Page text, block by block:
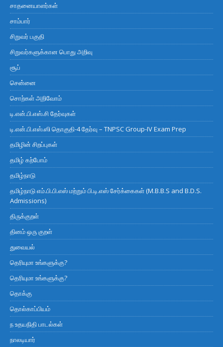
சாதனையாளர்கள்
சாம்பார்
சிறுவர் பகுதி
சிறுவர்களுக்கான பொது அறிவு
சூப்
சென்னை
சொற்கள் அறிவோம்
டி.என்.பி.எஸ்.சி தேர்வுகள்
டி.என்.பி.எஸ்.ஸி தொகுதி-4 தேர்வு – TNPSC Group-IV Exam Prep
தமிழின் சிறப்புகள்
தமிழ் கற்போம்
தமிழ்நாடு
தமிழ்நாடு எம்.பி.பி.எஸ் மற்றும் பி.டி.எஸ் சேர்க்கைகள் (M.B.B.S and B.D.S.
Admissions)
திருக்குறள்
தினம் ஒரு குறள்
துவையல்
தெரியுமா உங்களுக்கு?
தெரியுமா உங்களுக்கு?
தொக்கு
தொல்காப்பியம்
ந உதயநிதி பாடல்கள்
நாலடியார்